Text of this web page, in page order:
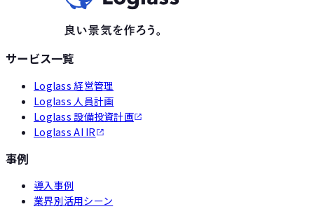
サービス一覧
Loglass 経営管理
Loglass 人員計画
Loglass 設備投資計画
Loglass AI IR
事例
導入事例
業界別活用シーン